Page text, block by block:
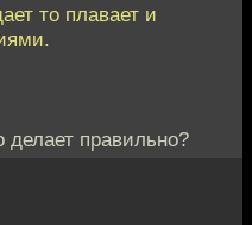
то плавает и
делает правильно?